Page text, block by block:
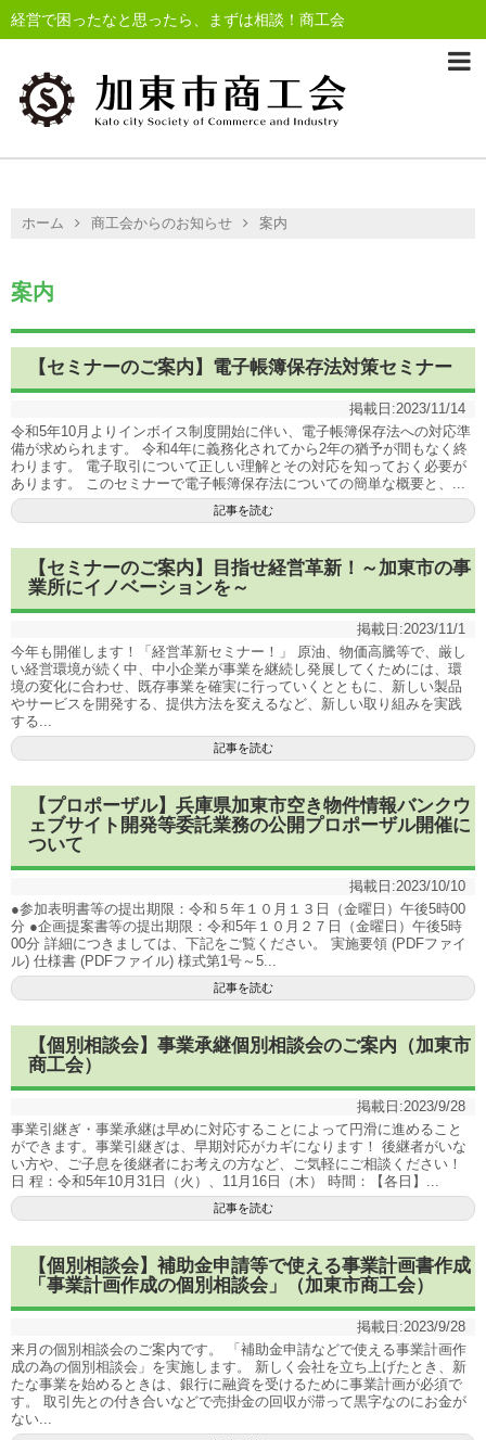
経営で困ったなと思ったら、まずは相談！商工会
ホーム 商工会からのお知らせ 案内
案内
【セミナーのご案内】電子帳簿保存法対策セミナー
掲載日:2023/11/14
令和5年10月よりインボイス制度開始に伴い、電子帳簿保存法への対応準
備が求められます。 令和4年に義務化されてから2年の猶予が間もなく終
わります。 電子取引について正しい理解とその対応を知っておく必要が
あります。 このセミナーで電子帳簿保存法についての簡単な概要と、...
記事を読む
【セミナーのご案内】目指せ経営革新！～加東市の事
業所にイノベーションを～
掲載日:2023/11/1
今年も開催します！「経営革新セミナー！」 原油、物価高騰等で、厳し
い経営環境が続く中、中小企業が事業を継続し発展してくためには、環
境の変化に合わせ、既存事業を確実に行っていくとともに、新しい製品
やサービスを開発する、提供方法を変えるなど、新しい取り組みを実践
する...
記事を読む
【プロポーザル】兵庫県加東市空き物件情報バンクウ
ェブサイト開発等委託業務の公開プロポーザル開催に
ついて
掲載日:2023/10/10
●参加表明書等の提出期限：令和５年１０月１３日（金曜日）午後5時00
分 ●企画提案書等の提出期限：令和5年１０月２７日（金曜日）午後5時
00分 詳細につきましては、下記をご覧ください。 実施要領 (PDFファイ
ル) 仕様書 (PDFファイル) 様式第1号～5...
記事を読む
【個別相談会】事業承継個別相談会のご案内（加東市
商工会）
掲載日:2023/9/28
事業引継ぎ・事業承継は早めに対応することによって円滑に進めること
ができます。事業引継ぎは、早期対応がカギになります！ 後継者がいな
い方や、ご子息を後継者にお考えの方など、ご気軽にご相談ください！
日 程：令和5年10月31日（火）、11月16日（木） 時間：【各日】...
記事を読む
【個別相談会】補助金申請等で使える事業計画書作成
「事業計画作成の個別相談会」（加東市商工会）
掲載日:2023/9/28
来月の個別相談会のご案内です。 「補助金申請などで使える事業計画作
成の為の個別相談会」を実施します。 新しく会社を立ち上げたとき、新
たな事業を始めるときは、銀行に融資を受けるために事業計画が必須で
す。 取引先との付き合いなどで売掛金の回収が滞って黒字なのにお金が
ない...